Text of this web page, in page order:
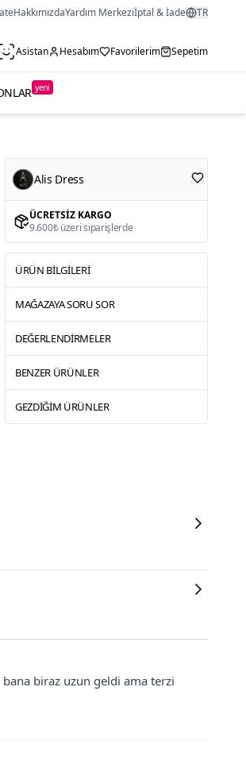
HakkımızdaYardım Merkeziİptal & İade TR
Asistan Hesabım Favorilerim Sepetim
yeni
Alis Dress
ÜCRETSIZ KARGO
9.600₺ üzeri siparişlerde
ÜRÜN BILGILERI
MAĞAZAYA SORU SOR
DEĞERLENDIRMELER
BENZER ÜRÜNLER
GEZDIĞIM ÜRÜNLER
biraz uzun geldi ama terzi